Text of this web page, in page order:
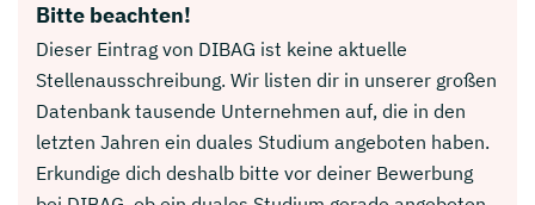
Bitte beachten!
Dieser Eintrag von DIBAG ist keine aktuelle
Stellenausschreibung. Wir listen dir in unserer großen
Datenbank tausende Unternehmen auf, die in den
letzten Jahren ein duales Studium angeboten haben.
Erkundige dich deshalb bitte vor deiner Bewerbung